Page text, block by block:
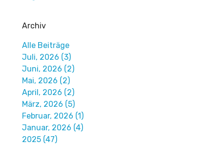
Archiv
Alle Beiträge
Juli, 2026 (3)
Juni, 2026 (2)
Mai, 2026 (2)
April, 2026 (2)
März, 2026 (5)
Februar, 2026 (1)
Januar, 2026 (4)
2025 (47)